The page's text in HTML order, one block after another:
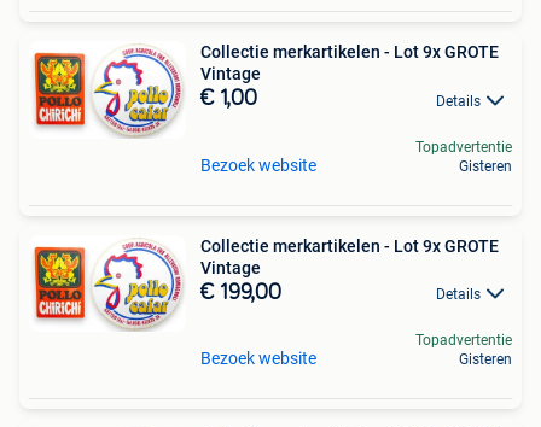
Collectie merkartikelen - Lot 9x GROTE
Vintage
€ 1,00 Details
Bezoek website
Topadvertentie
Gisteren
Collectie merkartikelen - Lot 9x GROTE
Vintage
€ 199,00 Details
Bezoek website
Topadvertentie
Gisteren